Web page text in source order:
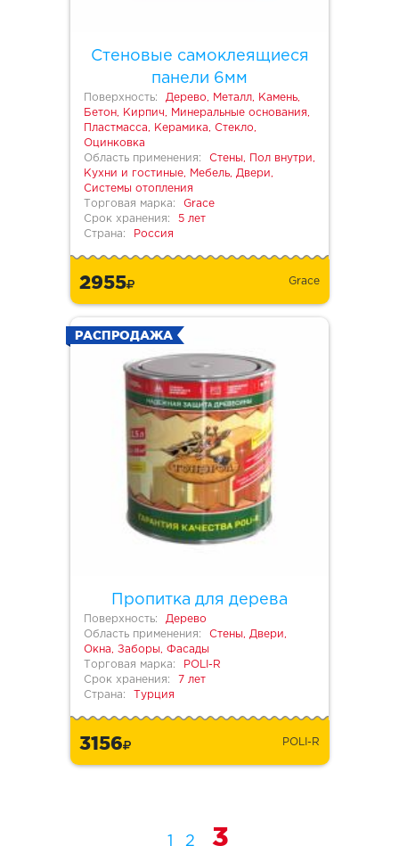
Стеновые самоклеящиеся
панели 6мм
Поверхность:
Дерево, Металл, Камень,
Бетон, Кирпич, Минеральные основания,
Пластмасса, Керамика, Стекло,
Оцинковка
Область применения:
Стены, Пол внутри,
Кухни и гостиные, Мебель, Двери,
Системы отопления
Торговая марка:
Grace
Срок хранения:
5 лет
Страна:
Россия
2955 Grace
Пропитка для дерева
РАСПРОДАЖА
Поверхность:
Дерево
Область применения:
Стены, Двери,
Окна, Заборы, Фасады
Торговая марка:
POLI-R
Срок хранения:
7 лет
Страна:
Турция
3156 POLI-R
2 3